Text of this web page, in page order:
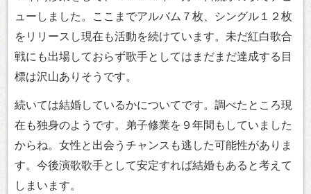
ューしました。ここまでアルバム７枚、シングル１２枚
をリリースし現在も活動を続けています。未だ紅白歌合
戦にも出場しておらず歌手としてはまだまだ達成する目
標は沢山ありそうです。
続いては結婚しているかについてです。調べたところ現
在も独身のようです。弟子修業を９年間もしていました
からね。女性と出会うチャンスも逃した可能性がありま
す。今後演歌歌手として安定すれば結婚もあると考えて
しまいます。